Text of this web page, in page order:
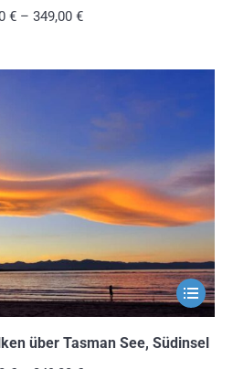
Optionen
auf
der
gewählt
werden
€ – 349,00 €
Dieses
Produkt
weist
über Tasman See, Südinsel